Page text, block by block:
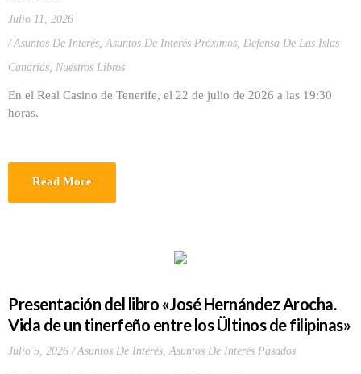
Julio 11, 2026
Asuntos De Interés,Asuntos De Interés Próximos, Defensa De Las Islas
Canarias, Nuestros Libros
En el Real Casino de Tenerife, el 22 de julio de 2026 a las 19:30
horas.
Read More
Presentación del libro «José Hernández Arocha.
Vida de un tinerfeño entre los Ültinos de filipinas»
Julio 5, 2026 Asuntos De Interés,Asuntos De Interés Pasados